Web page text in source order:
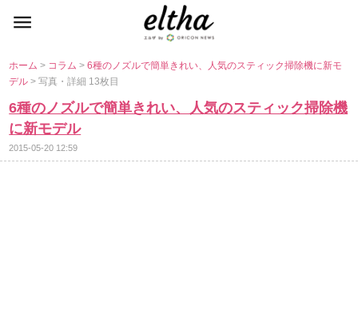
ホーム> コラム>6種のノズルで簡単きれい、人気のスティック掃除機に新モ
デル> 写真・詳細 13枚目
6種のノズルで簡単きれい、人気のスティック掃除機
に新モデル
2015-05-20 12:59